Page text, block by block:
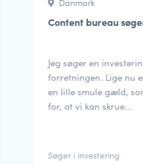
Danmark
Content bureau
Jeg søger en
forretningen. Lige nu
en lille smule gæld,
for, at vi kan skrue...
Søger i investering